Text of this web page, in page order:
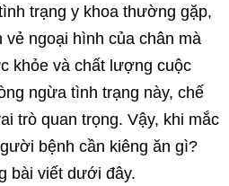
trạng y khoa thường gặp,
vẻ ngoại hình của chân mà
khỏe và chất lượng cuộc
ngừa tình trạng này, chế
trò quan trọng. Vậy, khi mắc
bệnh cần kiêng ăn gì?
bài viết dưới đây.